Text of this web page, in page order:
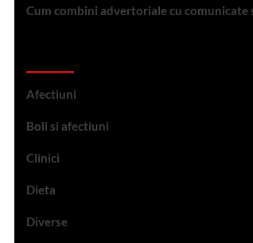
Cum combini advertoriale cu comunicate
Afectiuni
Boli si afectiuni
Clinici
Dieta
Diverse